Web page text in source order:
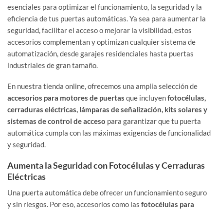
esenciales para optimizar el funcionamiento, la seguridad y la
eficiencia de tus puertas automáticas. Ya sea para aumentar la
seguridad, facilitar el acceso o mejorar la visibilidad, estos
accesorios complementan y optimizan cualquier sistema de
automatización, desde garajes residenciales hasta puertas
industriales de gran tamaño.
En nuestra tienda online, ofrecemos una amplia selección de
accesorios para motores de puertas que incluyenfotocélulas,
cerraduras eléctricas, lámparas de señalización, kits solares y
sistemas de control de acceso para garantizar que tu puerta
automática cumpla con las máximas exigencias de funcionalidad
y seguridad.
Aumenta la Seguridad con Fotocélulas y Cerraduras
Eléctricas
Una puerta automática debe ofrecer un funcionamiento seguro
y sin riesgos. Por eso, accesorios como las fotocélulas para